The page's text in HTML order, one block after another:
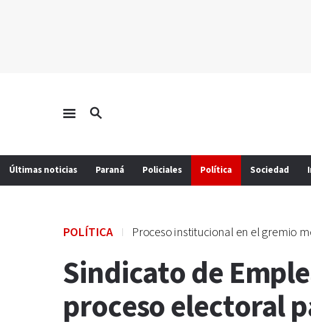
Últimas noticias Paraná Policiales Política Sociedad
POLÍTICA Proceso institucional en el gremio
Sindicato de
proceso electoral